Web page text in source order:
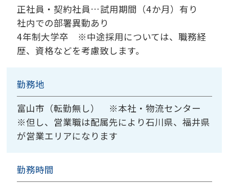
正社員・契約社員…試用期間（4か月）有り
社内での部署異動あり
4年制大学卒 ※中途採用については、職務経
歴、資格などを考慮致します。
勤務地
富山市（転勤無し） ※本社・物流センター
※但し、営業職は配属先により石川県、福井県
が営業エリアになります
勤務時間